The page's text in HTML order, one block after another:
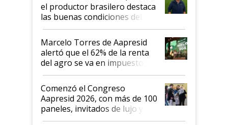
el productor brasilero destaca
las buenas condiciones del
agro argentino para invertir:
"Los veo más motivados"
Marcelo Torres de Aapresid
alertó que el 62% de la renta
del agro se va en impuestos:
"No es bueno que en
Argentina se sigan discutiendo
las mismas cosas de hace 50
años"
Comenzó el Congreso
Aapresid 2026, con más de 100
paneles, invitados de lujo y
todas las tendencias